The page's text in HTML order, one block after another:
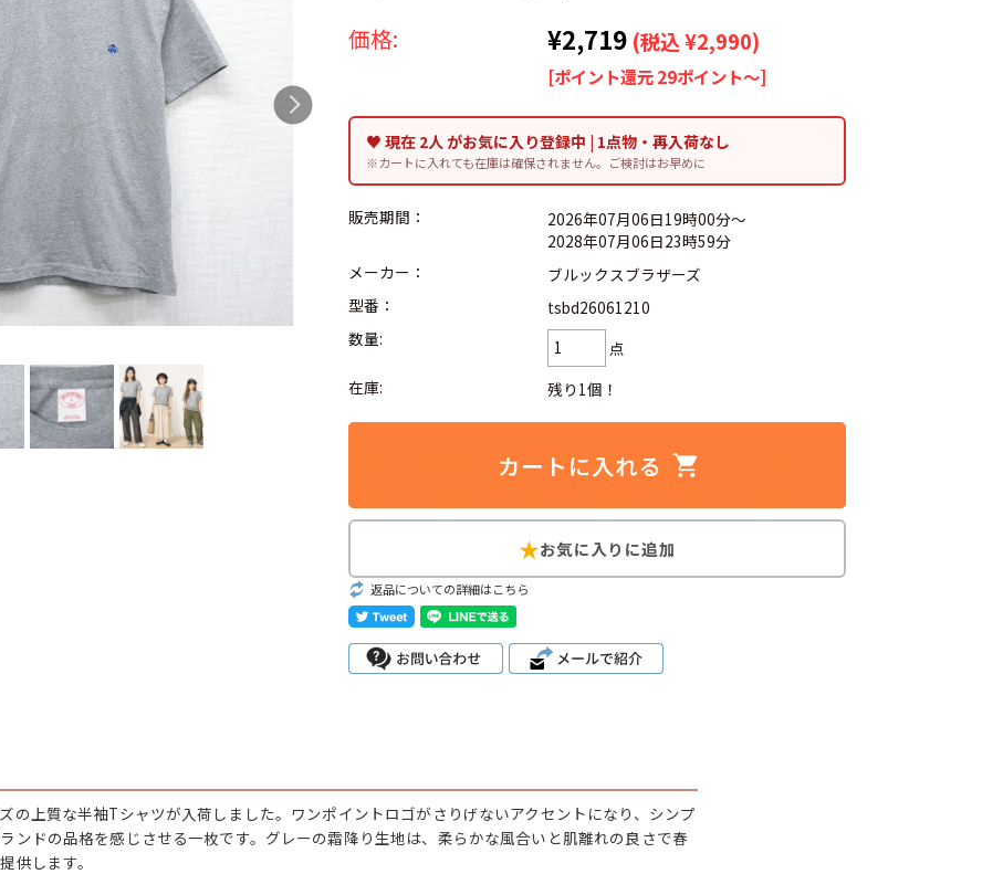
Search by Hotword今週のHOTワード（6/29〜7/28）
メンズ パンツ ショート 6 メンズ 茶
8 メンズ ジャケット
Search by Brand ブランドから探す
ラルフ ローレン ザ・ノース・フェイス
チャンピオン パタゴニア
カーハート
アディダス
ア行 カ行 サ行 タ行
ハ行
マ行 ラ行
価格: ¥2,719 (税込 ¥2,990)
[ポイント還元 29ポイント～]
♥ 現在 2人 がお気に入り登録中 | 1点物・再入荷なし
※カートに入れても在庫は確保されません。ご検討はお早めに
販売期間：
2026年07月06日19時00分～
2028年07月06日23時59分
メーカー：
ブルックスブラザーズ
型番：
tsbd26061210
数量:
点
在庫:
残り1個！
返品についての詳細はこちら
の上質な半袖Tシャツが入荷しました。ワンポイントロゴがさりげないアクセントになり、シンプ
ンドの品格を感じさせる一枚です。グレーの霜降り生地は、柔らかな風合いと肌離れの良さで春
供します。